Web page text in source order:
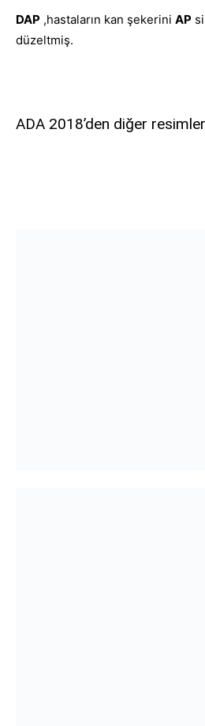
DAP ,hastaların kan şekerini AP
düzeltmiş.
ADA 2018’den diğer resimler